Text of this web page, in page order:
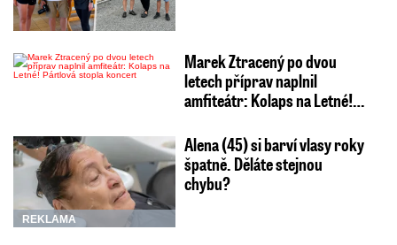
Marek Ztracený po dvou
letech příprav naplnil
amfiteátr: Kolaps na Letné!…
REKLAMA
Alena (45) si barví vlasy roky
špatně. Děláte stejnou
chybu?